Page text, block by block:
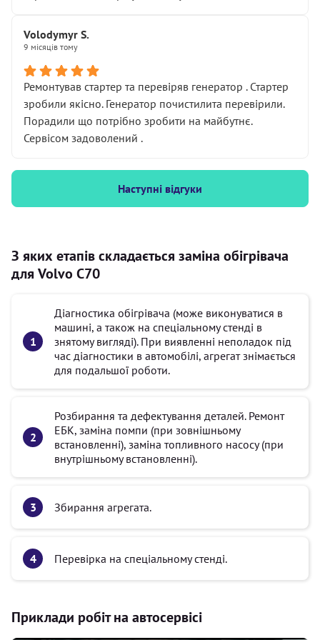
Volodymyr S.
9 місяців тому
Ремонтував стартер та перевіряв генератор . Стартер
зробили якісно. Генератор почистилита перевірили.
Порадили що потрібно зробити на майбутнє.
Сервісом задоволений .
Наступні відгуки
З яких етапів складається заміна обігрівача
для Volvo C70
Діагностика обігрівача (може виконуватися в
машині, а також на спеціальному стенді в
знятому вигляді). При виявленні неполадок під
час діагностики в автомобілі, агрегат знімається
для подальшої роботи.
Розбирання та дефектування деталей. Ремонт
ЕБК, заміна помпи (при зовнішньому
встановленні), заміна топливного насосу (при
внутрішньому встановленні).
Збирання агрегата.
Перевірка на спеціальному стенді.
Приклади робіт на автосервісі